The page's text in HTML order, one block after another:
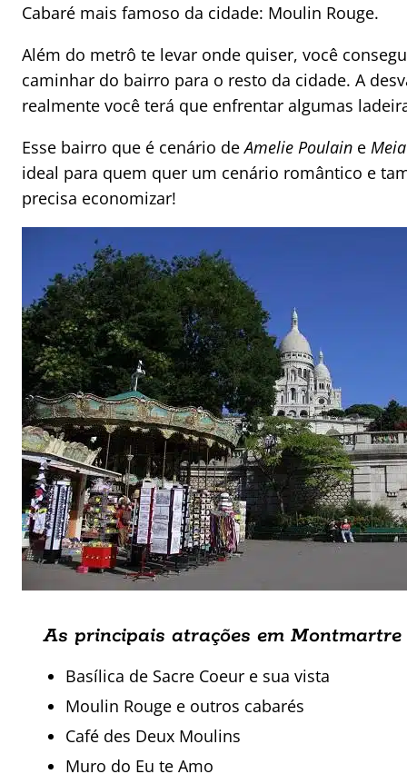
Cabaré mais famoso da cidade: Moulin Rouge.
Além do metrô te levar onde quiser, você
caminhar do bairro para o resto da cidade. A
realmente você terá que enfrentar algumas
Esse bairro que é cenário deAmelie Poulain e
ideal para quem quer um cenário romântico e
precisa economizar!
As principais atrações em Montmartre
Basílica de Sacre Coeur e sua vista
Moulin Rouge e outros cabarés
Café des Deux Moulins
Muro do Eu te Amo